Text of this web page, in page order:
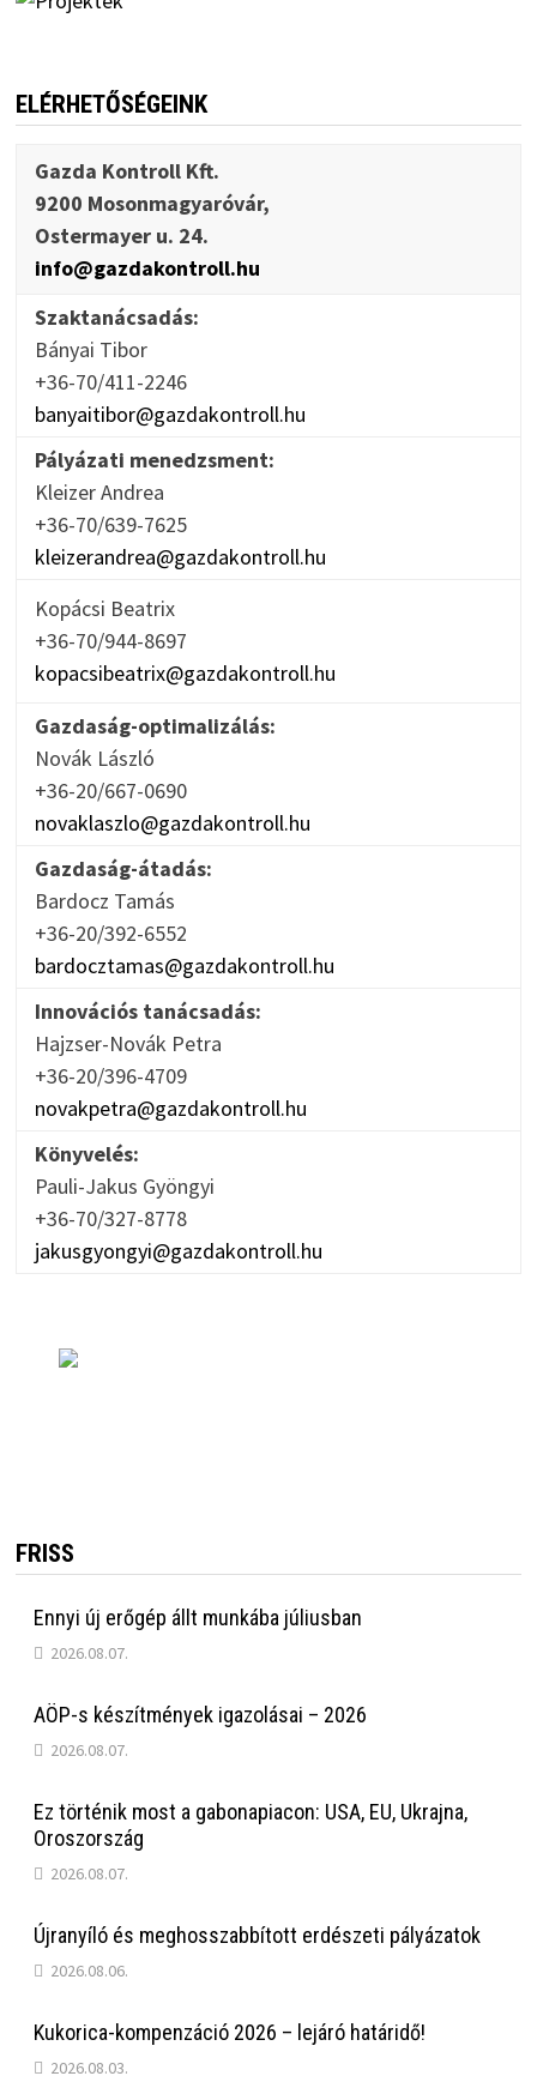
ELÉRHETŐSÉGEINK
Gazda Kontroll Kft.
9200 Mosonmagyaróvár,
Ostermayer u. 24.
info@gazdakontroll.hu
Szaktanácsadás:
Bányai Tibor
+36-70/411-2246
banyaitibor@gazdakontroll.hu
Pályázati menedzsment:
Kleizer Andrea
+36-70/639-7625
kleizerandrea@gazdakontroll.hu
Kopácsi Beatrix
+36-70/944-8697
kopacsibeatrix@gazdakontroll.hu
Gazdaság-optimalizálás:
Novák László
+36-20/667-0690
novaklaszlo@gazdakontroll.hu
Gazdaság-átadás:
Bardocz Tamás
+36-20/392-6552
bardocztamas@gazdakontroll.hu
Innovációs tanácsadás:
Hajzser-Novák Petra
+36-20/396-4709
novakpetra@gazdakontroll.hu
Könyvelés:
Pauli-Jakus Gyöngyi
+36-70/327-8778
jakusgyongyi@gazdakontroll.hu
FRISS
Ennyi új erőgép állt munkába júliusban
2026.08.07.
AÖP-s készítmények igazolásai – 2026
2026.08.07.
Ez történik most a gabonapiacon: USA, EU, Ukrajna,
Oroszország
2026.08.07.
Újranyíló és meghosszabbított erdészeti pályázatok
2026.08.06.
Kukorica-kompenzáció 2026 – lejáró határidő!
2026.08.03.